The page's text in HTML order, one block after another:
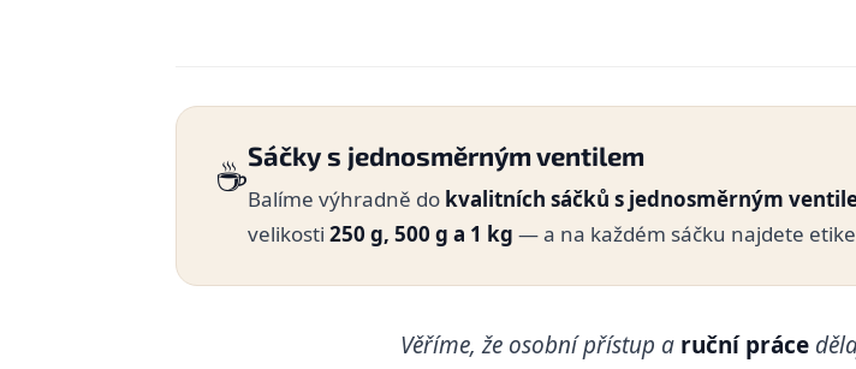
☕Sáčky s jednosměrným ventilem
Balíme výhradně do kvalitních sáčků s jednosměrným
velikosti 250 g, 500 g a 1 kg — a na každém sáčku najdete
Věříme, že osobní přístup a ruční práce